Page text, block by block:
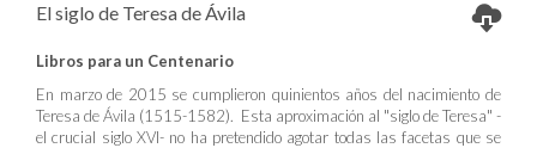
El siglo de Teresa de Ávila
Libros para un Centenario
En marzo de 2015 se cumplieron quinientos años del nacimiento de
Teresa de Ávila (1515-1582). Esta aproximación al "siglo de Teresa" -
el crucial siglo XVI- no ha pretendido agotar todas las facetas que se